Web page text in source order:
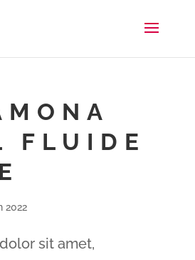
FLUIDE
2022
sit amet,